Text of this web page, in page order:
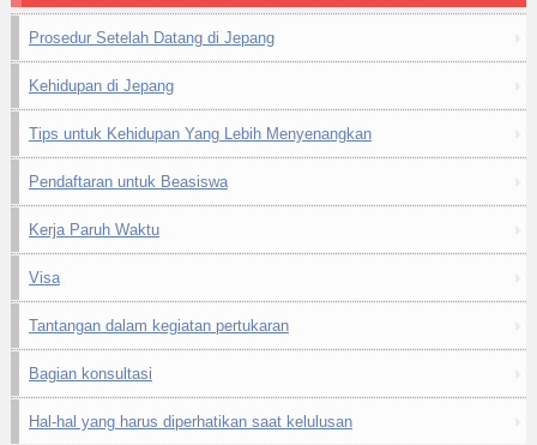
Prosedur Setelah Datang di Jepang
Kehidupan di Jepang
Tips untuk Kehidupan Yang Lebih Menyenangkan
Pendaftaran untuk Beasiswa
Kerja Paruh Waktu
Visa
Tantangan dalam kegiatan pertukaran
Bagian konsultasi
Hal-hal yang harus diperhatikan saat kelulusan